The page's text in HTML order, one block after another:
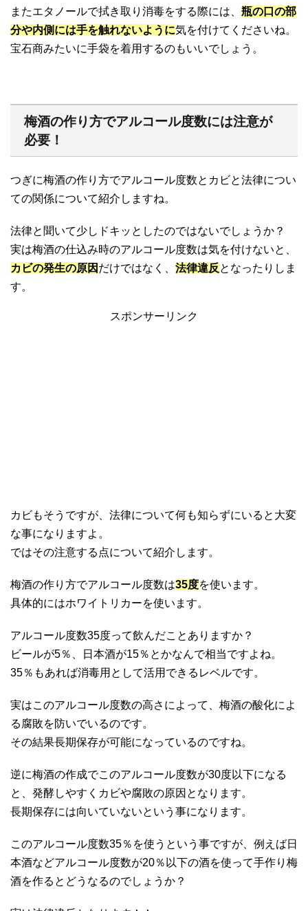
またエタノールで拭き取り消毒をする際には、 瓶の口の部
分や内側には手を触れないように気を付けてくださいね。
宝石商みたいに手袋を着用するのもいいでしょう。
梅酒の作り方でアルコール度数には注意が
必要！
つぎに梅酒の作り方でアルコール度数とカビと法律につい
ての関係について紹介しますね。
法律と聞いて少しドキッとしたのではないでしょうか？
実は梅酒の仕込み時のアルコール度数は気を付けないと、
カビの発生の原因 だけではなく、 法律違反 となったりしま
す。
スポンサーリンク
カビもそうですが、法律について何も知らずにいると大変
な事になりますよ。
ではその注意する点について紹介します。
梅酒の作り方でアルコール度数は35度を使います。
具体的にはホワイトリカーを使います。
アルコール度数35度って飲んだことありますか？
ビールが5％、日本酒が15％とかなんで相当ですよね。
35％もあれば消毒用として活用できるレベルです。
実はこのアルコール度数の高さによって、梅酒の酸化によ
る腐敗を防いでいるのです。
その結果長期保存が可能になっているのですね。
逆に梅酒の作成でこのアルコール度数が30度以下になる
と、発酵しやすくカビや腐敗の原因となります。
長期保存には向いていないという事になります。
このアルコール度数35％を使うという事ですが、例えば日
本酒などアルコール度数が20％以下の酒を使って手作り梅
酒を作るとどうなるのでしょうか？